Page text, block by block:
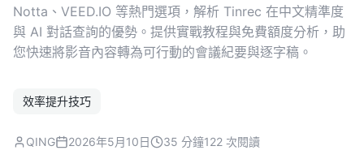
Notta、VEED.IO 等熱門選項，解析 Tinrec 在中文精準度
與 AI 對話查詢的優勢。提供實戰教程與免費額度分析，助
您快速將影音內容轉為可行動的會議紀要與逐字稿。
效率提升技巧
QING 2026年5月10日 35 分鐘122 次閱讀